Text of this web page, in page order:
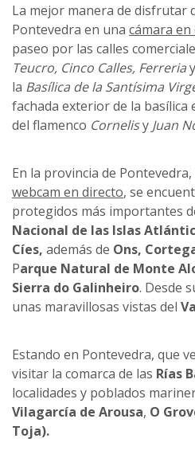
La mejor manera de disfrutar
Pontevedra en una cámara
paseo por las calles
Teucro, Cinco Calles, Ferreriay
la Basílica de la Santísima
fachada exterior de la basílica
del flamenco Cornelisy Juan
En la provincia de
webcam en directo, se
protegidos más importantes
Nacional de las Islas
Cíes, además de Ons,
Parque Natural de Monte
Sierra do Galinheiro. Desde
unas maravillosas vistas del
Estando en Pontevedra, que
visitar la comarca de las Rías
localidades y poblados
Vilagarcía de Arousa, O
Toja).